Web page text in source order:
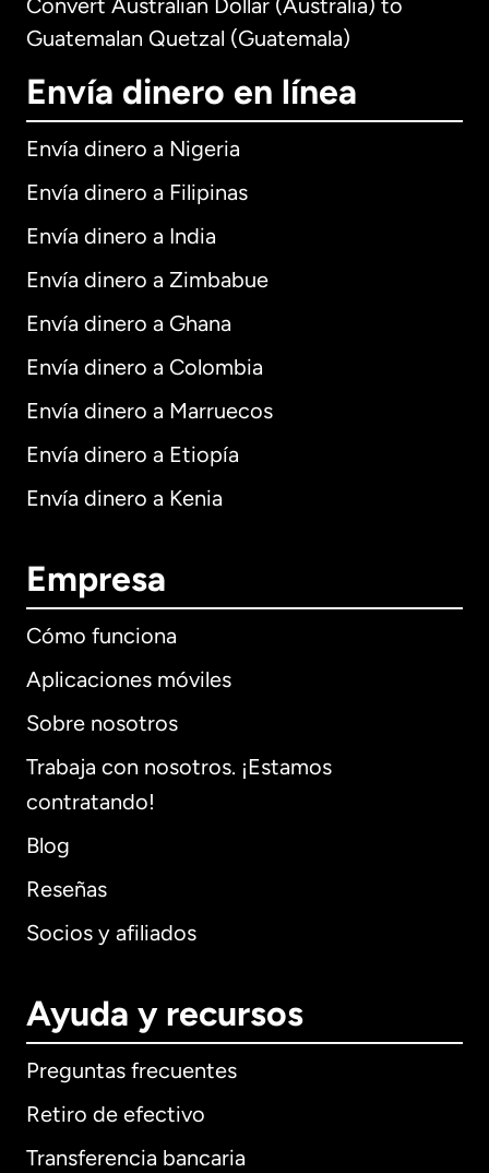
Convert Australian Dollar (Australia) to
Guatemalan Quetzal (Guatemala)
Envía dinero en línea
Envía dinero a Nigeria
Envía dinero a Filipinas
Envía dinero a India
Envía dinero a Zimbabue
Envía dinero a Ghana
Envía dinero a Colombia
Envía dinero a Marruecos
Envía dinero a Etiopía
Envía dinero a Kenia
Empresa
Cómo funciona
Aplicaciones móviles
Sobre nosotros
Trabaja con nosotros. ¡Estamos
contratando!
Blog
Reseñas
Socios y afiliados
Ayuda y recursos
Preguntas frecuentes
Retiro de efectivo
Transferencia bancaria